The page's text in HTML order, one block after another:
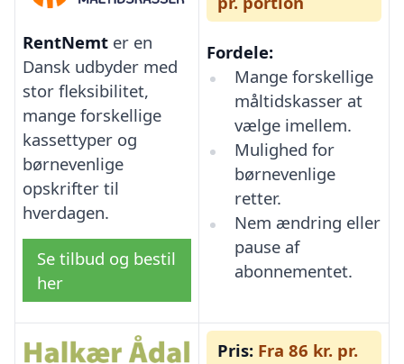
RentNemt er en
Dansk udbyder med
stor fleksibilitet,
mange forskellige
kassettyper og
børnevenlige
opskrifter til
hverdagen.
Se tilbud og bestil
her
Fordele:
Mange forskellige
måltidskasser at
vælge imellem.
Mulighed for
børnevenlige
retter.
Nem ændring eller
pause af
abonnementet.
Pris: Fra 86 kr. pr.